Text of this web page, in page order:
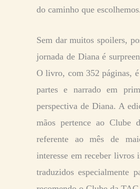
do caminho que escolhemos.
Sem dar muitos spoilers,
jornada de Diana é
O livro, com 352 páginas,
partes e narrado em
perspectiva de Diana. A
mãos pertence ao Clube
referente ao mês de
interesse em receber livros
traduzidos especialmente